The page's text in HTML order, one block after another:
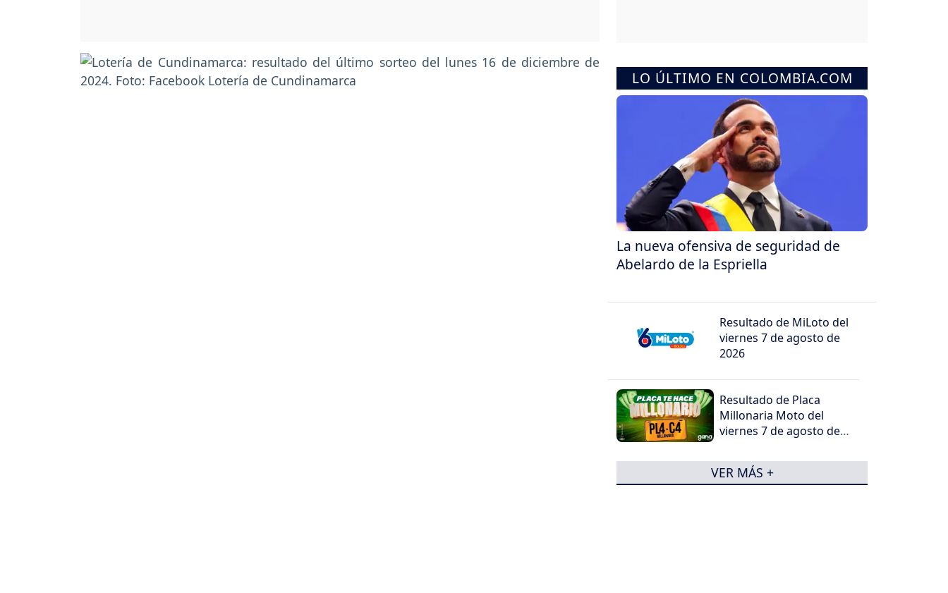
LO ÚLTIMO EN COLOMBIA.COM
La nueva ofensiva de seguridad de
Abelardo de la Espriella
Resultado de MiLoto del
viernes 7 de agosto de
2026
Resultado de Placa
Millonaria Moto del
viernes 7 de agosto de
VER MÁS +